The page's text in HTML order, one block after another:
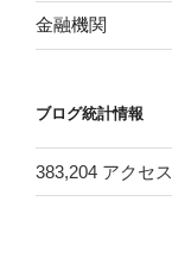
金融機関
ブログ統計情報
383,204 アクセス